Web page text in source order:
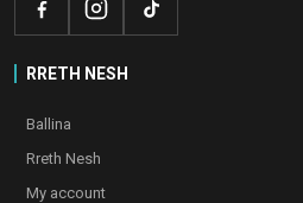
RRETH NESH
Ballina
Rreth Nesh
My account